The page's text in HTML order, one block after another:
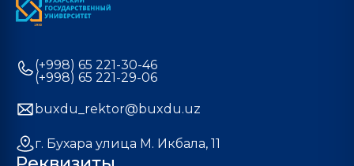
(+998) 65 221-30-46
(+998) 65 221-29-06
buxdu_rektor@buxdu.uz
г. Бухара улица М. Икбала, 11